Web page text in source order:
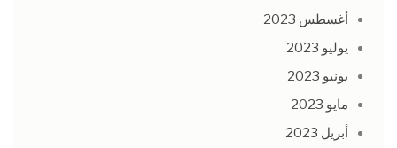
أغسطس 2023
يوليو 2023
يونيو 2023
مايو 2023
أبريل 2023